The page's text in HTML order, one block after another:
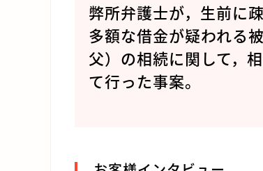
弊所弁護士が，生前に
多額な借金が疑われる
父）の相続に関して，
て行った事案。